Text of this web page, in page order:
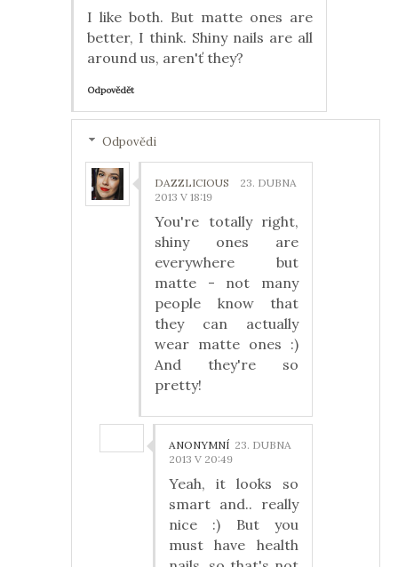
I like both. But matte ones are
better, I think. Shiny nails are all
around us, aren'ť they?
Odpovědět
Odpovědi
DAZZLICIOUS
23. DUBNA
2013 V 18:19
You're totally right,
shiny ones are
everywhere but
matte - not many
people know that
they can actually
wear matte ones :)
And they're so
pretty!
ANONYMNÍ 23. DUBNA
2013 V 20:49
Yeah, it looks so
smart and.. really
nice :) But you
must have health